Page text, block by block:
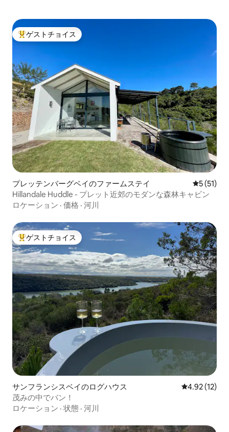
大好評のゲストチョイスです。
ゲストチョイス
プレッテンバーグベイのファームステイ レビュー
5 (51)
Hillandale Huddle - プレット近郊のモダンな森林キャビン
ロケーション · 価格 · 河川
大好評のゲストチョイスです。
ゲストチョイス
サンフランシスベイのログハウス レビュー12
4.92 (12)
茂みの中でバン！
ロケーション · 状態 · 河川